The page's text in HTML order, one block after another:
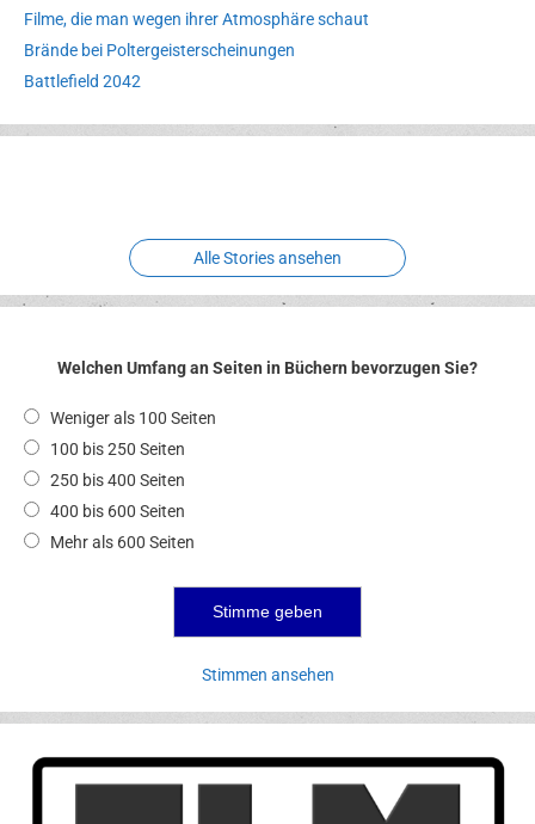
Filme, die man wegen ihrer Atmosphäre schaut
Brände bei Poltergeisterscheinungen
Battlefield 2042
Erlebnispark
Verbotene
Alle Stories ansehen
Welchen Umfang an Seiten in Büchern bevorzugen Sie?
Weniger als 100 Seiten
100 bis 250 Seiten
250 bis 400 Seiten
400 bis 600 Seiten
Mehr als 600 Seiten
Stimmen ansehen